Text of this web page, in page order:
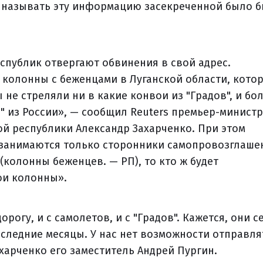
эту информацию засекреченной было
отвергают обвинения в свой адрес.
с беженцами в Луганской области,
стреляли ни в какие конвои из "Градов", и
из России», — сообщил Reuters премьер-министр
республики Александр Захарченко. При этом
только сторонники
беженцев. — РП), то кто ж будет
колонны».
и с самолетов, и с "Градов". Кажется, они
месяцы. У нас нет возможности
его заместитель Андрей Пургин.